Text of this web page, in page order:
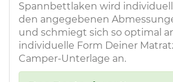
Spannbettlaken wird
den angegebenen
und schmiegt sich so optimal
individuelle Form Deiner
Camper-Unterlage an.